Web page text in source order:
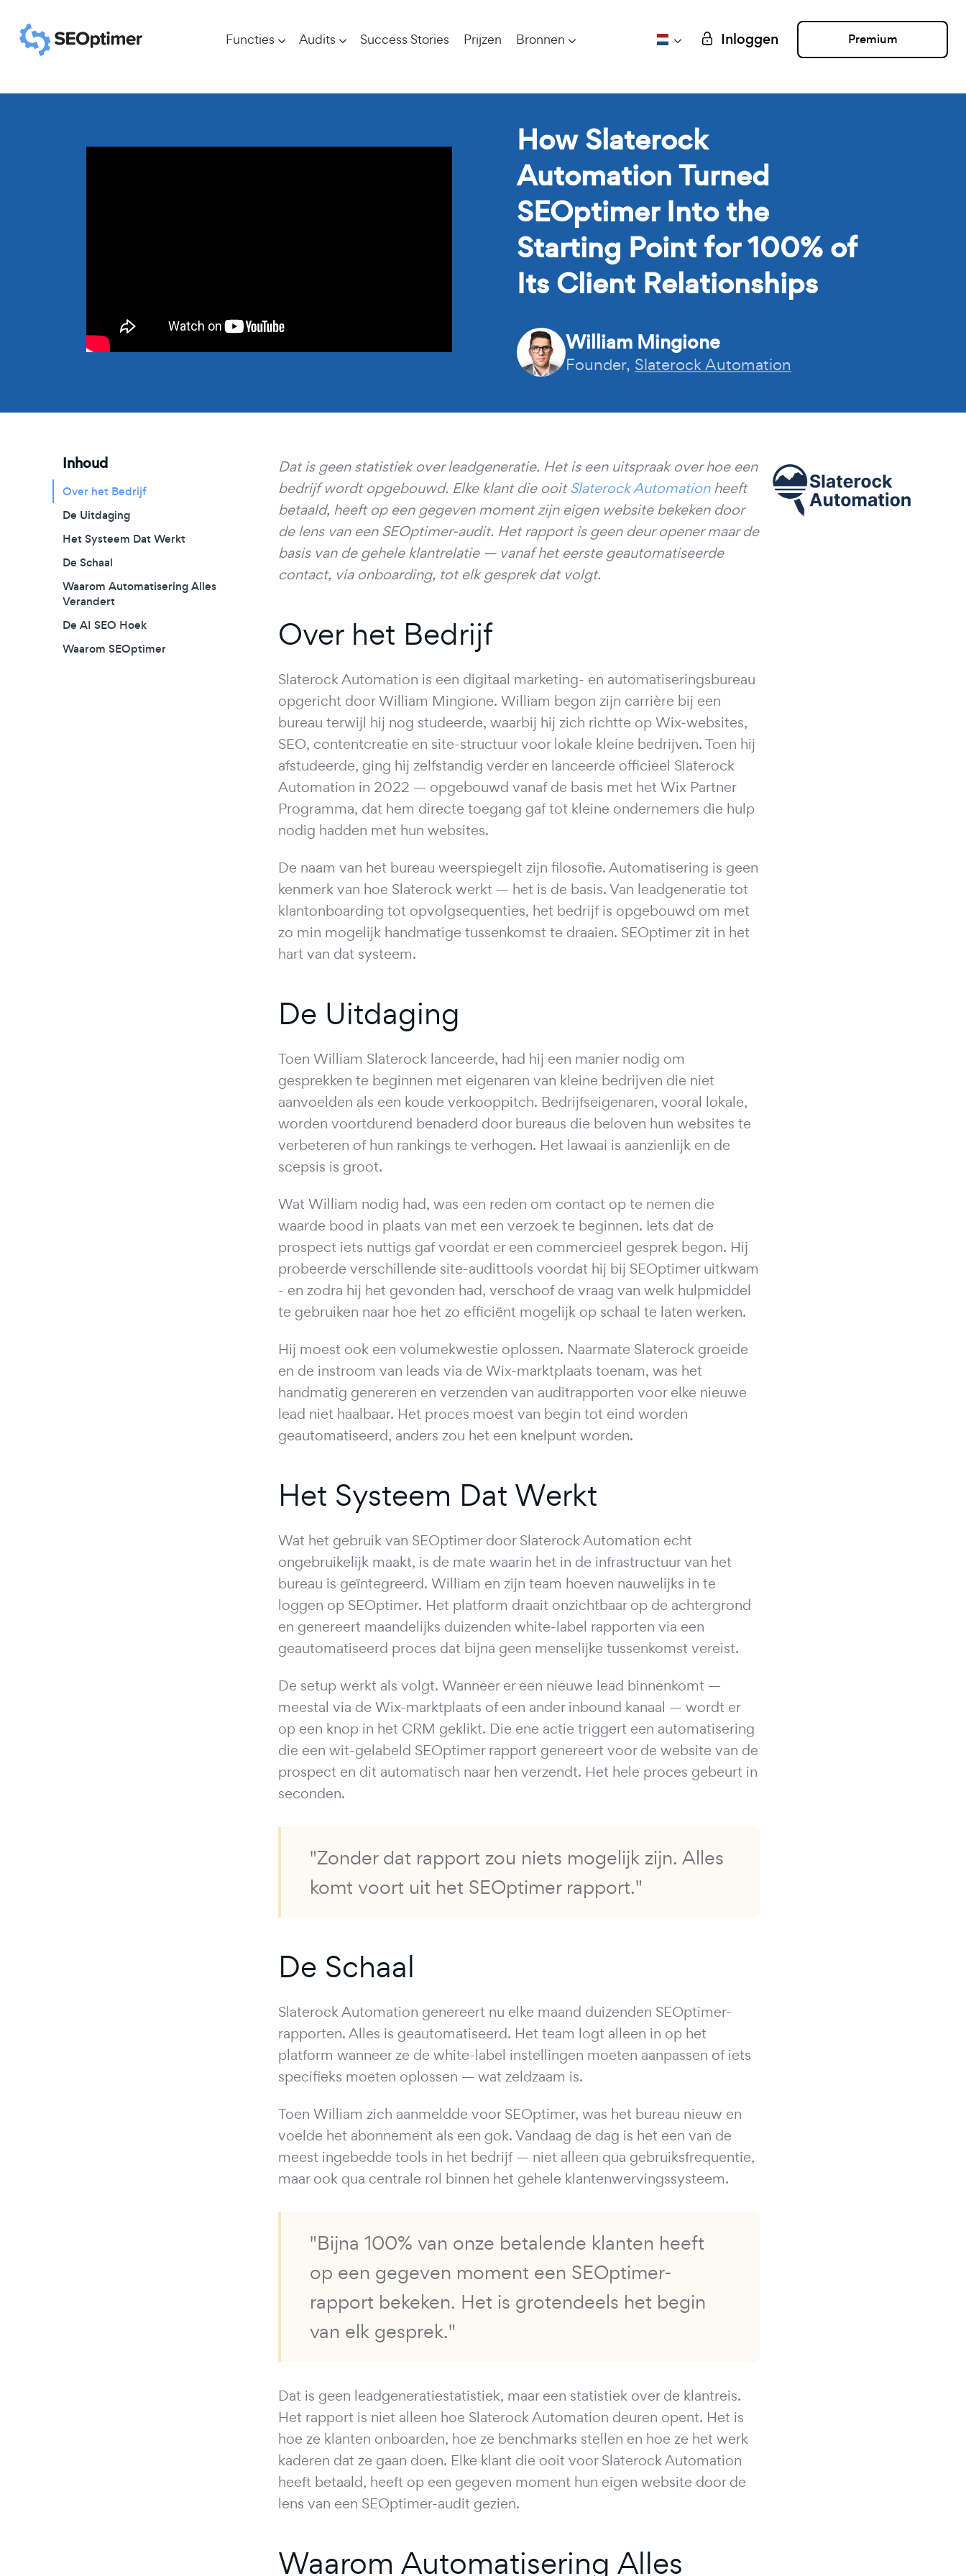
Functies Audits Success Stories Prijzen Bronnen Inloggen Premium
How Slaterock
Automation Turned
SEOptimer Into the
Starting Point for 100% of
Its Client Relationships
William Mingione
Founder, Slaterock Automation
Inhoud
Over het Bedrijf
De Uitdaging
Het Systeem Dat Werkt
De Schaal
Waarom Automatisering Alles
Verandert
De AI SEO Hoek
Waarom SEOptimer
Dat is geen statistiek over leadgeneratie. Het is een uitspraak over hoe een
bedrijf wordt opgebouwd. Elke klant die ooitSlaterock Automationheeft
betaald, heeft op een gegeven moment zijn eigen website bekeken door
de lens van een SEOptimer-audit. Het rapport is geen deur opener maar de
basis van de gehele klantrelatie — vanaf het eerste geautomatiseerde
contact, via onboarding, tot elk gesprek dat volgt.
Over het Bedrijf
Slaterock Automation is een digitaal marketing- en automatiseringsbureau
opgericht door William Mingione. William begon zijn carrière bij een
bureau terwijl hij nog studeerde, waarbij hij zich richtte op Wix-websites,
SEO, contentcreatie en site-structuur voor lokale kleine bedrijven. Toen hij
afstudeerde, ging hij zelfstandig verder en lanceerde officieel Slaterock
Automation in 2022 — opgebouwd vanaf de basis met het Wix Partner
Programma, dat hem directe toegang gaf tot kleine ondernemers die hulp
nodig hadden met hun websites.
De naam van het bureau weerspiegelt zijn filosofie. Automatisering is geen
kenmerk van hoe Slaterock werkt — het is de basis. Van leadgeneratie tot
klantonboarding tot opvolgsequenties, het bedrijf is opgebouwd om met
zo min mogelijk handmatige tussenkomst te draaien. SEOptimer zit in het
hart van dat systeem.
De Uitdaging
Toen William Slaterock lanceerde, had hij een manier nodig om
gesprekken te beginnen met eigenaren van kleine bedrijven die niet
aanvoelden als een koude verkooppitch. Bedrijfseigenaren, vooral lokale,
worden voortdurend benaderd door bureaus die beloven hun websites te
verbeteren of hun rankings te verhogen. Het lawaai is aanzienlijk en de
scepsis is groot.
Wat William nodig had, was een reden om contact op te nemen die
waarde bood in plaats van met een verzoek te beginnen. Iets dat de
prospect iets nuttigs gaf voordat er een commercieel gesprek begon. Hij
probeerde verschillende site-audittools voordat hij bij SEOptimer uitkwam
- en zodra hij het gevonden had, verschoof de vraag van welk hulpmiddel
te gebruiken naar hoe het zo efficiënt mogelijk op schaal te laten werken.
Hij moest ook een volumekwestie oplossen. Naarmate Slaterock groeide
en de instroom van leads via de Wix-marktplaats toenam, was het
handmatig genereren en verzenden van auditrapporten voor elke nieuwe
lead niet haalbaar. Het proces moest van begin tot eind worden
geautomatiseerd, anders zou het een knelpunt worden.
Het Systeem Dat Werkt
Wat het gebruik van SEOptimer door Slaterock Automation echt
ongebruikelijk maakt, is de mate waarin het in de infrastructuur van het
bureau is geïntegreerd. William en zijn team hoeven nauwelijks in te
loggen op SEOptimer. Het platform draait onzichtbaar op de achtergrond
en genereert maandelijks duizenden white-label rapporten via een
geautomatiseerd proces dat bijna geen menselijke tussenkomst vereist.
De setup werkt als volgt. Wanneer er een nieuwe lead binnenkomt —
meestal via de Wix-marktplaats of een ander inbound kanaal — wordt er
op een knop in het CRM geklikt. Die ene actie triggert een automatisering
die een wit-gelabeld SEOptimer rapport genereert voor de website van de
prospect en dit automatisch naar hen verzendt. Het hele proces gebeurt in
seconden.
"Zonder dat rapport zou niets mogelijk zijn. Alles
komt voort uit het SEOptimer rapport."
De Schaal
Slaterock Automation genereert nu elke maand duizenden SEOptimer-
rapporten. Alles is geautomatiseerd. Het team logt alleen in op het
platform wanneer ze de white-label instellingen moeten aanpassen of iets
specifieks moeten oplossen — wat zeldzaam is.
Toen William zich aanmeldde voor SEOptimer, was het bureau nieuw en
voelde het abonnement als een gok. Vandaag de dag is het een van de
meest ingebedde tools in het bedrijf — niet alleen qua gebruiksfrequentie,
maar ook qua centrale rol binnen het gehele klantenwervingssysteem.
"Bijna 100% van onze betalende klanten heeft
op een gegeven moment een SEOptimer-
rapport bekeken. Het is grotendeels het begin
van elk gesprek."
Dat is geen leadgeneratiestatistiek, maar een statistiek over de klantreis.
Het rapport is niet alleen hoe Slaterock Automation deuren opent. Het is
hoe ze klanten onboarden, hoe ze benchmarks stellen en hoe ze het werk
kaderen dat ze gaan doen. Elke klant die ooit voor Slaterock Automation
heeft betaald, heeft op een gegeven moment hun eigen website door de
lens van een SEOptimer-audit gezien.
Waarom Automatisering Alles